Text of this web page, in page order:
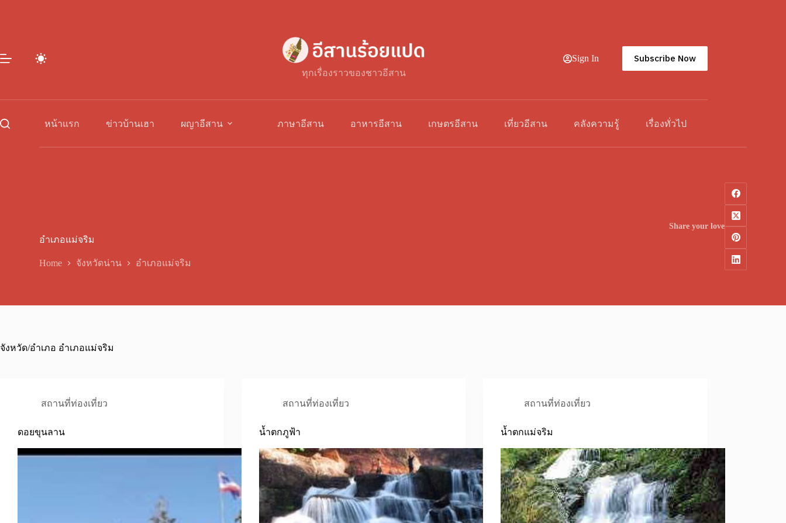
ทุกเรื่องราวของชาวอีสาน
Sign In Subscribe Now
หน้าแรก ข่าวบ้านเฮา ผญาอีสาน ภาษาอีสาน อาหารอีสาน เกษตรอีสาน เที่ยวอีสาน คลังความรู้ เรื่องทั่วไป
อำเภอแม่จริม
Home จังหวัดน่าน อำเภอแม่จริม
Share your love
จังหวัด/อำเภอ อำเภอแม่จริม
สถานที่ท่องเที่ยว
ดอยขุนลาน
สถานที่ท่องเที่ยว
น้ำตกภูฟ้า
สถานที่ท่องเที่ยว
น้ำตกแม่จริม